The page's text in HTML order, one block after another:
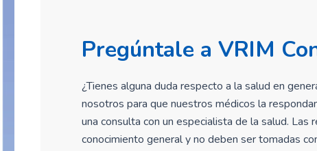
Pregúntale a VRIM
¿Tienes alguna duda respecto a la salud en
nosotros para que nuestros médicos la
una consulta con un especialista de la salud.
conocimiento general y no deben ser tomadas